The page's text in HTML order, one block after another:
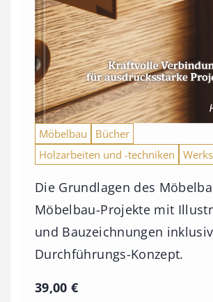
Möbelbau
Bücher
Holzarbeiten und -techniken
Die Grundlagen des
Möbelbau-Projekte mit
und Bauzeichnungen
Durchführungs-Konzept.
39,00€